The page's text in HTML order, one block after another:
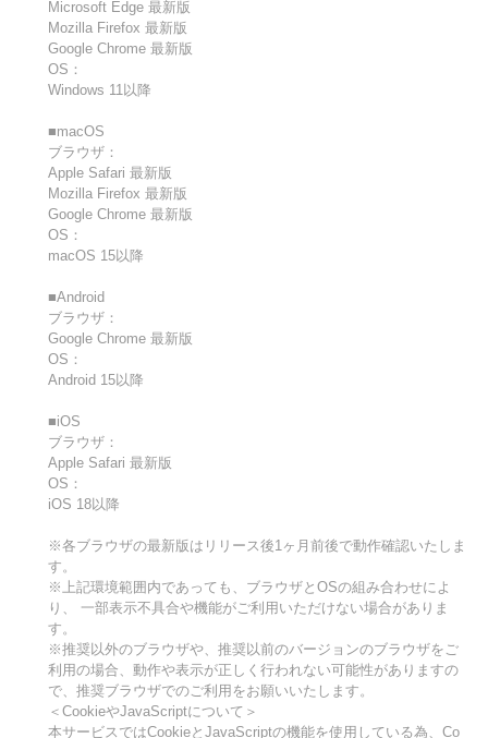
Microsoft Edge 最新版
Mozilla Firefox 最新版
Google Chrome 最新版
OS：
Windows 11以降
■macOS
ブラウザ：
Apple Safari 最新版
Mozilla Firefox 最新版
Google Chrome 最新版
OS：
macOS 15以降
■Android
ブラウザ：
Google Chrome 最新版
OS：
Android 15以降
■iOS
ブラウザ：
Apple Safari 最新版
OS：
iOS 18以降
※各ブラウザの最新版はリリース後1ヶ月前後で動作確認いたしま
す。
※上記環境範囲内であっても、ブラウザとOSの組み合わせによ
り、 一部表示不具合や機能がご利用いただけない場合がありま
す。
※推奨以外のブラウザや、推奨以前のバージョンのブラウザをご
利用の場合、動作や表示が正しく行われない可能性がありますの
で、推奨ブラウザでのご利用をお願いいたします。
＜CookieやJavaScriptについて＞
本サービスではCookieとJavaScriptの機能を使用している為、Co